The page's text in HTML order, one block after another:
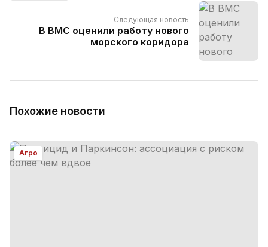
Следующая новость
В ВМС оценили работу нового
морского коридора
Похожие новости
Агро